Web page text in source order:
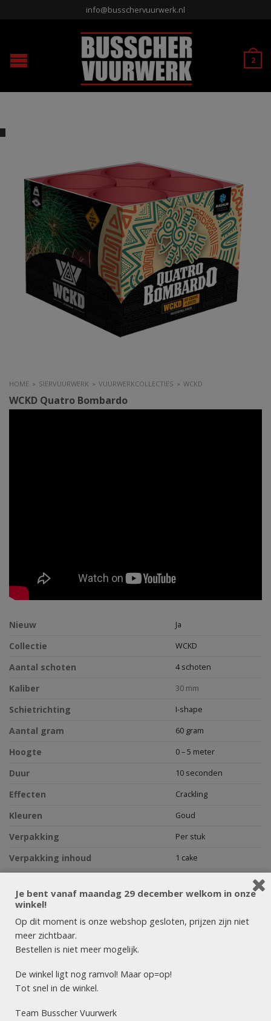
info@busschervuurwerk.nl
2
HOME > SIERVUURWERK > VUURWERKCOLLECTIES > WCKD
WCKD Quatro Bombardo
Nieuw Ja
Collectie WCKD
Aantal schoten 4 schoten
Kaliber 30 mm
Schietrichting I-shape
Aantal gram 60 gram
Hoogte 0 – 5 meter
Duur 10 seconden
Effecten Crackling
Kleuren Goud
Verpakking Per stuk
Verpakking inhoud 1 cake
365 dagen per jaar Nee
Artikelnummer:8419
BESCHRIJVING BEOORDELINGEN (0)
Dit is de Quatro Bombardo uit de WCKD Collectie!
Je bent vanaf maandag 29 december welkom in onze
winkel!
Op dit moment is onze webshop gesloten, prijzen zijn niet
meer zichtbaar.
Bestellen is niet meer mogelijk.
De winkel ligt nog ramvol! Maar op=op!
Tot snel in de winkel.
Team Busscher Vuurwerk